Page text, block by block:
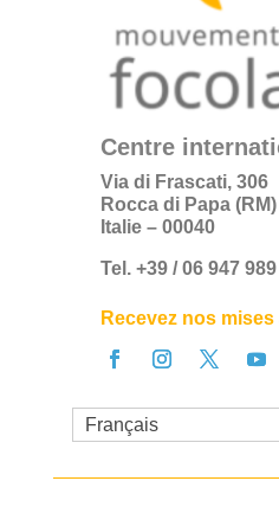
Centre
Via di Frascati, 306
Rocca di Papa (RM)
Italie – 00040
Tel. +39 / 06 947 989
Recevez nos mises
Français